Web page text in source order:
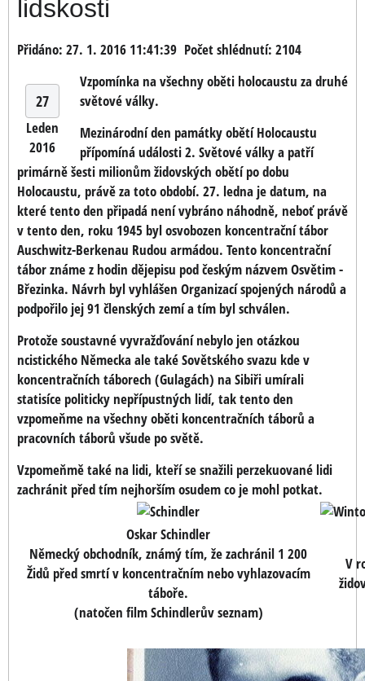
lidskosti
Přidáno: 27. 1. 2016 11:41:39 Počet shlédnutí: 2104
27
Leden
2016
Vzpomínka na všechny oběti holocaustu za druhé
světové války.
Mezinárodní den památky obětí Holocaustu
přípomíná události 2. Světové války a patří
primárně šesti milionům židovských obětí po dobu
Holocaustu, právě za toto období. 27. ledna je datum, na
které tento den připadá není vybráno náhodně, neboť právě
v tento den, roku 1945 byl osvobozen koncentrační tábor
Auschwitz-Berkenau Rudou armádou. Tento koncentrační
tábor známe z hodin dějepisu pod českým názvem Osvětim -
Březinka. Návrh byl vyhlášen Organizací spojených národů a
podpořilo jej 91 členských zemí a tím byl schválen.
Protože soustavné vyvražďování nebylo jen otázkou
ncistického Německa ale také Sovětského svazu kde v
koncentračních táborech (Gulagách) na Sibiři umírali
statisíce politicky nepřípustných lidí, tak tento den
vzpomeňme na všechny oběti koncentračních táborů a
pracovních táborů všude po světě.
Vzpomeňmě také na lidi, kteří se snažili perzekuované lidi
zachránit před tím nejhorším osudem co je mohl potkat.
Oskar Schindler
Německý obchodník, známý tím, že zachránil 1 200
Židů před smrtí v koncentračním nebo vyhlazovacím
táboře.
(natočen film Schindlerův seznam)
V